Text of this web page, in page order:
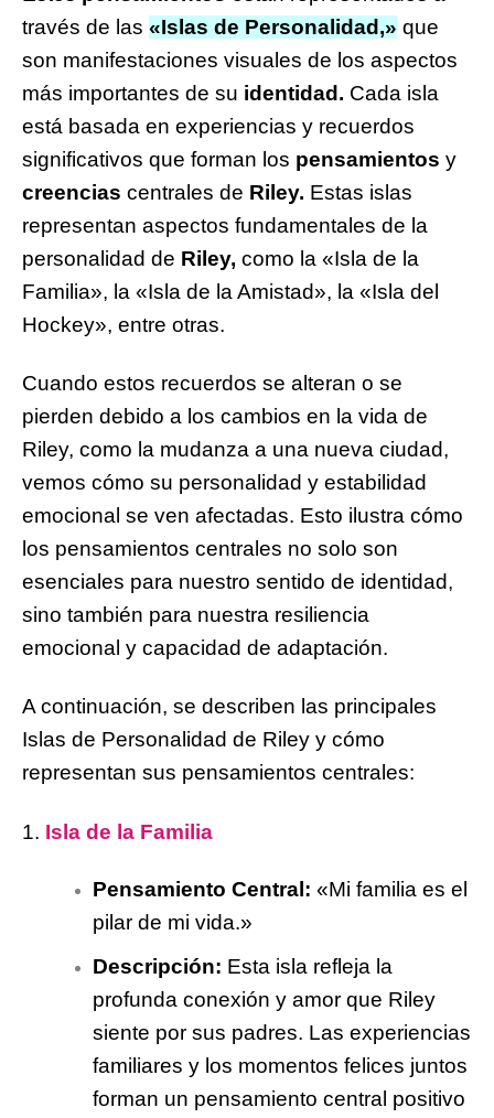
través de las «Islas de Personalidad,» que
son manifestaciones visuales de los aspectos
más importantes de su identidad. Cada isla
está basada en experiencias y recuerdos
significativos que forman los pensamientos y
creencias centrales de Riley. Estas islas
representan aspectos fundamentales de la
personalidad de Riley, como la «Isla de la
Familia», la «Isla de la Amistad», la «Isla del
Hockey», entre otras.
Cuando estos recuerdos se alteran o se
pierden debido a los cambios en la vida de
Riley, como la mudanza a una nueva ciudad,
vemos cómo su personalidad y estabilidad
emocional se ven afectadas. Esto ilustra cómo
los pensamientos centrales no solo son
esenciales para nuestro sentido de identidad,
sino también para nuestra resiliencia
emocional y capacidad de adaptación.
A continuación, se describen las principales
Islas de Personalidad de Riley y cómo
representan sus pensamientos centrales:
1. Isla de la Familia
Pensamiento Central: «Mi familia es el
pilar de mi vida.»
Descripción: Esta isla refleja la
profunda conexión y amor que Riley
siente por sus padres. Las experiencias
familiares y los momentos felices juntos
forman un pensamiento central positivo